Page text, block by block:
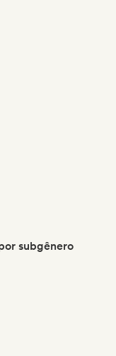
subgênero